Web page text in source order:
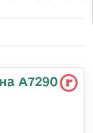
А7290